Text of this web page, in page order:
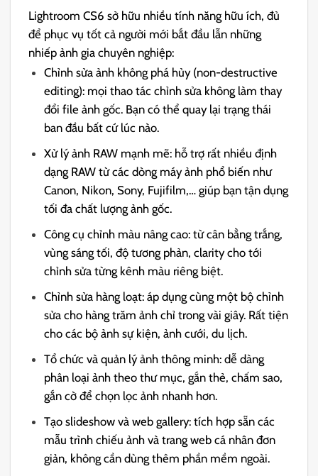
Lightroom CS6 sở hữu nhiều tính năng hữu ích, đủ
để phục vụ tốt cả người mới bắt đầu lẫn những
nhiếp ảnh gia chuyên nghiệp:
Chỉnh sửa ảnh không phá hủy (non-destructive
editing): mọi thao tác chỉnh sửa không làm thay
đổi file ảnh gốc. Bạn có thể quay lại trạng thái
ban đầu bất cứ lúc nào.
Xử lý ảnh RAW mạnh mẽ: hỗ trợ rất nhiều định
dạng RAW từ các dòng máy ảnh phổ biến như
Canon, Nikon, Sony, Fujifilm,… giúp bạn tận dụng
tối đa chất lượng ảnh gốc.
Công cụ chỉnh màu nâng cao: từ cân bằng trắng,
vùng sáng tối, độ tương phản, clarity cho tới
chỉnh sửa từng kênh màu riêng biệt.
Chỉnh sửa hàng loạt: áp dụng cùng một bộ chỉnh
sửa cho hàng trăm ảnh chỉ trong vài giây. Rất tiện
cho các bộ ảnh sự kiện, ảnh cưới, du lịch.
Tổ chức và quản lý ảnh thông minh: dễ dàng
phân loại ảnh theo thư mục, gắn thẻ, chấm sao,
gắn cờ để chọn lọc ảnh nhanh hơn.
Tạo slideshow và web gallery: tích hợp sẵn các
mẫu trình chiếu ảnh và trang web cá nhân đơn
giản, không cần dùng thêm phần mềm ngoài.